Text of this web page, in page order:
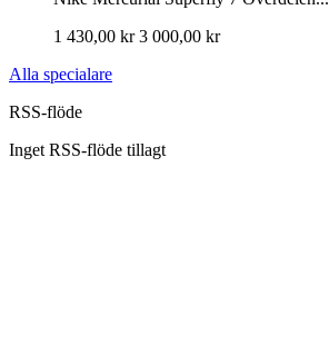
1 430,00 kr3 000,00 kr
Alla specialare
RSS-flöde
Inget RSS-flöde tillagt